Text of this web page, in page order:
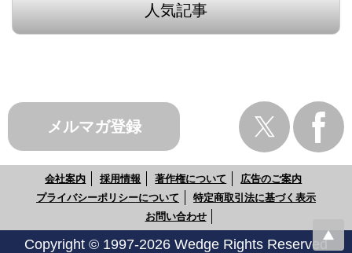
人気記事
メルマガ登録
会社案内 採用情報 著作権について
広告のご案内
プライバシーポリシーについて
特定商取引法に基づく表示
お問い合わせ
Copyright © 1997-2026 Wedge Rights Reserved